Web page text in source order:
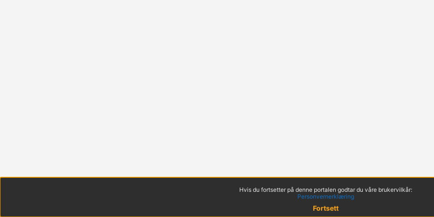
Hvis du fortsetter på denne portalen godtar du våre brukervilkår:
Personvernerklæring
Fortsett